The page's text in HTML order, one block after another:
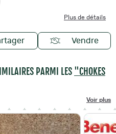
Plus de détails
Vendre
PARMI LES "CHOKES
Voir plus